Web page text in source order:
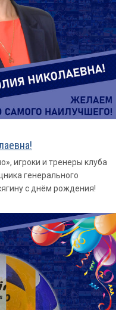
игроки и тренеры клуба
генерального
с днём рождения!